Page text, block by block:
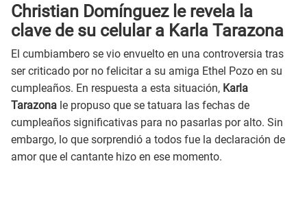
Christian Domínguez le revela la
clave de su celular a Karla Tarazona
El cumbiambero se vio envuelto en una controversia tras
ser criticado por no felicitar a su amiga Ethel Pozo en su
cumpleaños. En respuesta a esta situación, Karla
Tarazona le propuso que se tatuara las fechas de
cumpleaños significativas para no pasarlas por alto. Sin
embargo, lo que sorprendió a todos fue la declaración de
amor que el cantante hizo en ese momento.